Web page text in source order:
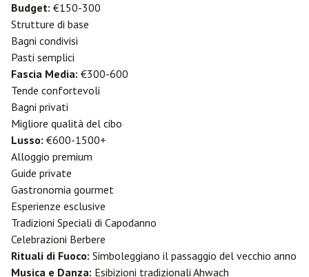
Budget: €150-300
Strutture di base
Bagni condivisi
Pasti semplici
Fascia Media: €300-600
Tende confortevoli
Bagni privati
Migliore qualità del cibo
Lusso: €600-1500+
Alloggio premium
Guide private
Gastronomia gourmet
Esperienze esclusive
Tradizioni Speciali di Capodanno
Celebrazioni Berbere
Rituali di Fuoco: Simboleggiano il passaggio del vecchio anno
Musica e Danza: Esibizioni tradizionali Ahwach